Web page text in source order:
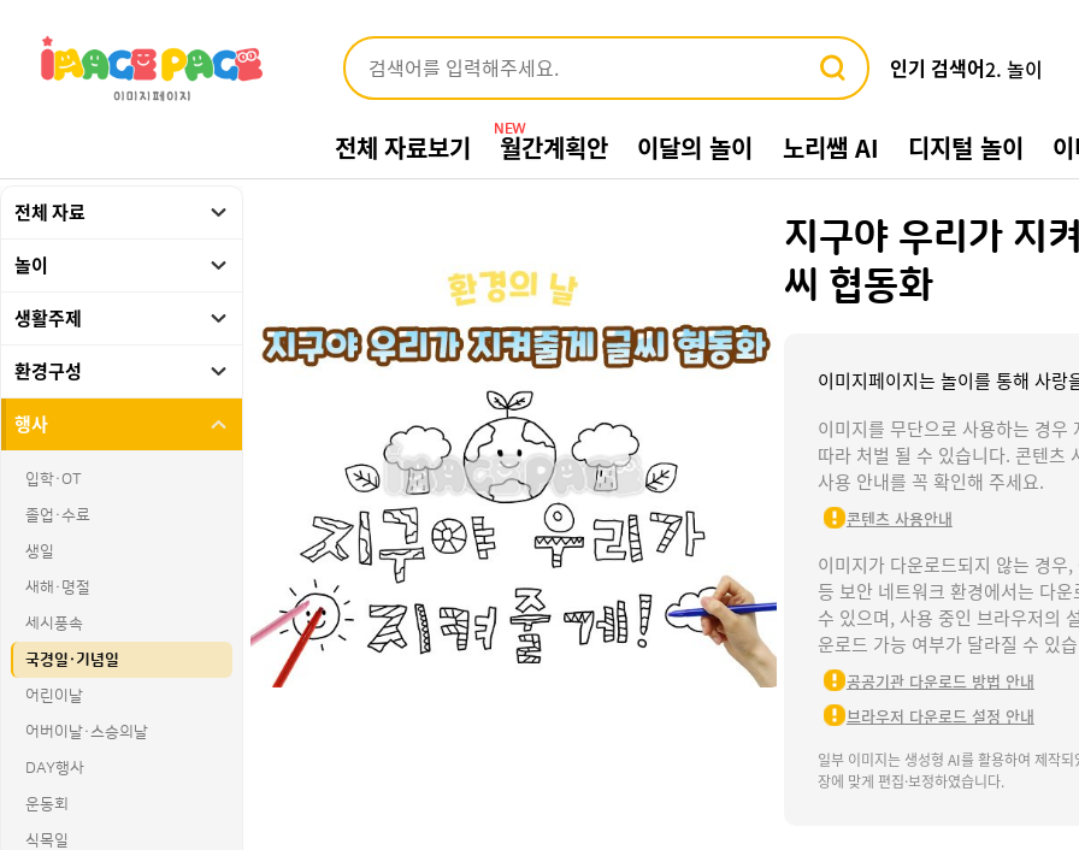
인기 검색어3. 바다
6. 수박
7. 여름환
9. 물놀이
10. 수영장
전체 자료보기 NEW
월간계획안 이달의 놀이 노리쌤 AI 디지털 놀이
전체 자료
놀이
생활주제
환경구성
행사
입학·OT
졸업·수료
생일
새해·명절
세시풍속
국경일·기념일
어린이날
어버이날·스승의날
DAY행사
운동회
식목일
지구야 우리가 지
씨 협동화
이미지페이지는 놀이를 통해 사랑
이미지를 무단으로 사용하는 경우
따라 처벌 될 수 있습니다. 콘텐츠
사용 안내를 꼭 확인해 주세요.
콘텐츠 사용안내
이미지가 다운로드되지 않는 경우,
등 보안 네트워크 환경에서는 다
수 있으며, 사용 중인 브라우저의
운로드 가능 여부가 달라질 수 있
공공기관 다운로드 방법 안내
브라우저 다운로드 설정 안내
일부 이미지는 생성형 AI를 활용하여 제작
장에 맞게 편집·보정하였습니다.